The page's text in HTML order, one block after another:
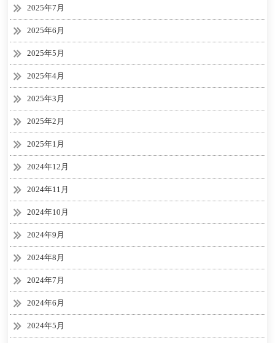
2025年7月
2025年6月
2025年5月
2025年4月
2025年3月
2025年2月
2025年1月
2024年12月
2024年11月
2024年10月
2024年9月
2024年8月
2024年7月
2024年6月
2024年5月